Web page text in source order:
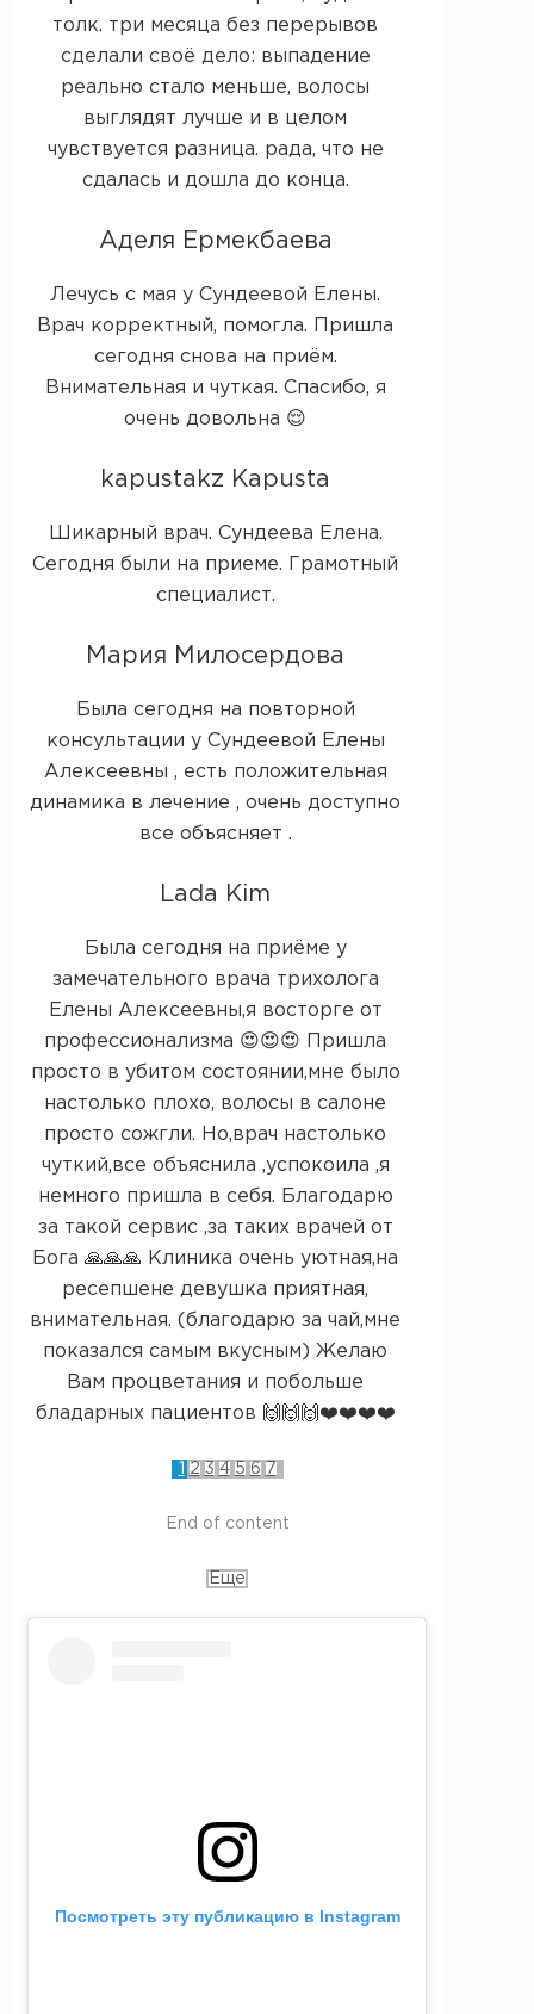
толк. три месяца без перерывов
сделали своё дело: выпадение
реально стало меньше, волосы
выглядят лучше и в целом
чувствуется разница. рада, что не
сдалась и дошла до конца.
Аделя Ермекбаева
Лечусь с мая у Сундеевой Елены.
Врач корректный, помогла. Пришла
сегодня снова на приём.
Внимательная и чуткая. Спасибо, я
очень довольна 😌
kapustakz Kapusta
Шикарный врач. Сундеева Елена.
Сегодня были на приеме. Грамотный
специалист.
Мария Милосердова
Была сегодня на повторной
консультации у Сундеевой Елены
Алексеевны , есть положительная
динамика в лечение , очень доступно
все объясняет .
Lada Kim
Была сегодня на приёме у
замечательного врача трихолога
Елены Алексеевны,я восторге от
профессионализма 😍😍😍 Пришла
просто в убитом состоянии,мне было
настолько плохо, волосы в салоне
просто сожгли. Но,врач настолько
чуткий,все объяснила ,успокоила ,я
немного пришла в себя. Благодарю
за такой сервис ,за таких врачей от
Бога 🙏🙏🙏 Клиника очень уютная,на
ресепшене девушка приятная,
внимательная. (благодарю за чай,мне
показался самым вкусным) Желаю
Вам процветания и побольше
бладарных пациентов 🙌🙌🙌❤️❤️❤️❤️
2 3 4 5 6 7
End of content
Еще
Посмотреть эту публикацию в Instagram